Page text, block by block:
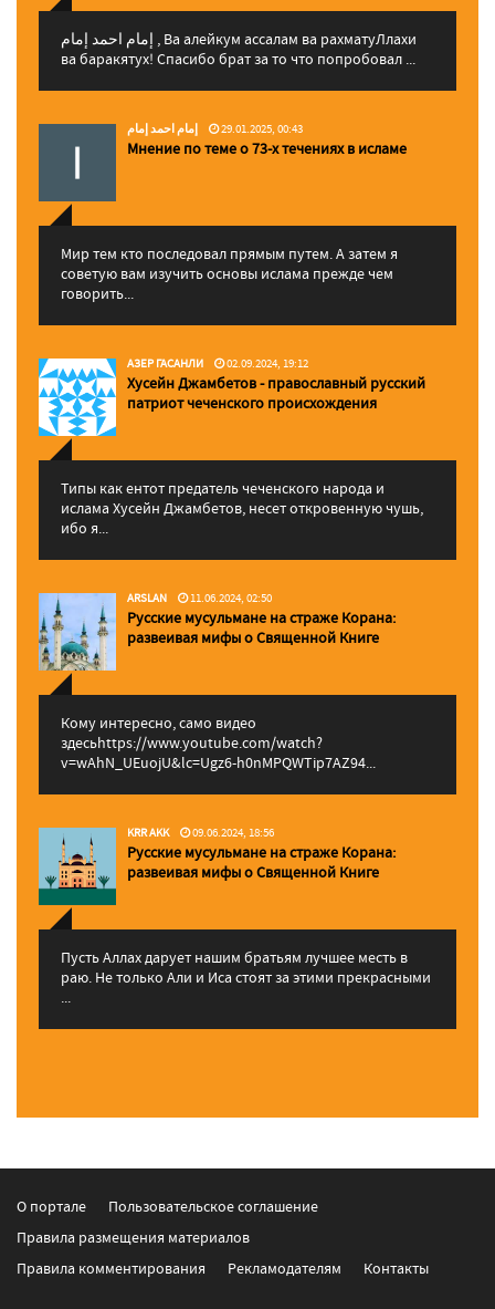
إمام احمد إمام , Ва алейкум ассалам ва рахматуЛлахи
ва баракятух! Спасибо брат за то что попробовал ...
إمام احمد إمام 29.01.2025, 00:43
Мнение по теме о 73-х течениях в исламе
Мир тем кто последовал прямым путем. А затем я
советую вам изучить основы ислама прежде чем
говорить...
АЗЕР ГАСАНЛИ 02.09.2024, 19:12
Хусейн Джамбетов - православный русский
патриот чеченского происхождения
Типы как ентот предатель чеченского народа и
ислама Хусейн Джамбетов, несет откровенную чушь,
ибо я...
ARSLAN 11.06.2024, 02:50
Русские мусульмане на страже Корана:
pазвеивая мифы о Священной Книге
Кому интересно, само видео
здесьhttps://www.youtube.com/watch?
v=wAhN_UEuojU&lc=Ugz6-h0nMPQWTip7AZ94...
KRR AKK 09.06.2024, 18:56
Русские мусульмане на страже Корана:
pазвеивая мифы о Священной Книге
Пусть Аллах дарует нашим братьям лучшее месть в
раю. Не только Али и Иса стоят за этими прекрасными
...
О портале
Пользовательское соглашение
Правила размещения материалов
Правила комментирования
Рекламодателям Контакты